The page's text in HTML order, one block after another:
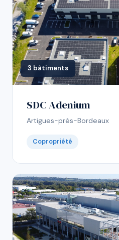
3 bâtiments
SDC Adenium
Artigues-près-Bordeaux
Copropriété